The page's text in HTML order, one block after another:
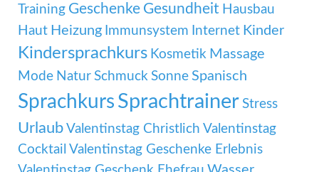
Training Geschenke Gesundheit Hausbau
Haut Heizung Immunsystem Internet Kinder
Kindersprachkurs Kosmetik Massage
Mode Natur Schmuck Sonne Spanisch
Sprachkurs Sprachtrainer Stress
Urlaub Valentinstag Christlich Valentinstag
Cocktail Valentinstag Geschenke Erlebnis